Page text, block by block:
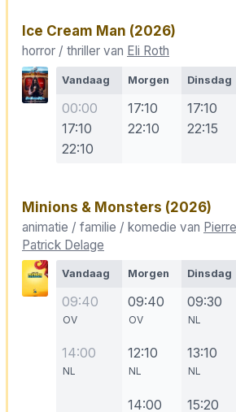
Ice Cream Man (2026)
horror / thriller van Eli Roth
Vandaag Morgen Dinsdag
00:00
17:10
22:10
17:10
22:10
17:10
22:15
Minions & Monsters (2026)
animatie / familie / komedie van
Patrick Delage
Vandaag Morgen Dinsdag
09:40
OV
14:00
NL
09:40
OV
12:10
NL
14:00
09:30
NL
13:10
NL
15:20